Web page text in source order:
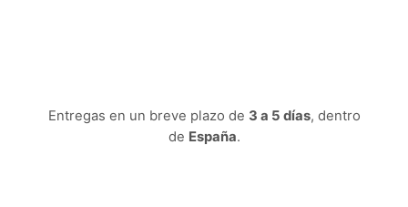
Entregas en un breve plazo de 3 a 5 días, dentro
de España.